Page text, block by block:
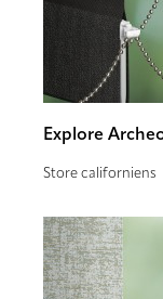
Explore
Store californiens